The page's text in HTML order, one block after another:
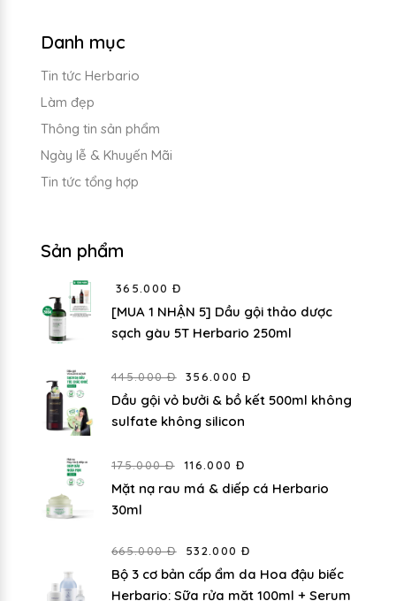
Danh mục
Tin tức Herbario
Làm đẹp
Thông tin sản phẩm
Ngày lễ & Khuyến Mãi
Tin tức tổng hợp
Sản phẩm
365.000 Đ
[MUA 1 NHẬN 5] Dầu gội thảo dược
sạch gàu 5T Herbario 250ml
445.000 Đ 356.000 Đ
Dầu gội vỏ bưởi & bồ kết 500ml không
sulfate không silicon
175.000 Đ 116.000 Đ
Mặt nạ rau má & diếp cá Herbario
30ml
665.000 Đ 532.000 Đ
Bộ 3 cơ bản cấp ẩm da Hoa đậu biếc
Herbario: Sữa rửa mặt 100ml + Serum